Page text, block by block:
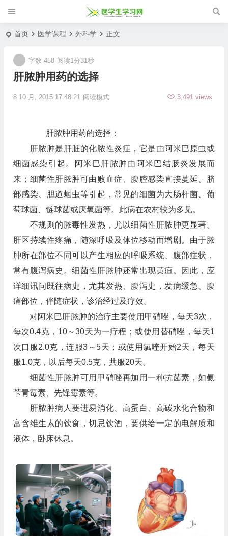
首页 医学课程 外科学 正文
肝脓肿用药的选择
8 10 月, 2015 17:48:21 3,491 views
字数 458 阅读1分31秒
阅读模式
肝脓肿用药的选择：
肝脓肿是肝脏的化脓性炎症，它是由阿米巴原虫或
细菌感染引起。阿米巴肝脓肿由阿米巴结肠炎发展而
来；细菌性肝脓肿可由败血症、腹腔感染直接蔓延、脐
部感染、胆道蛔虫等引起，常见的细菌为大肠杆菌、葡
萄球菌、链球菌或厌氧菌等。此病在农村较为多见。
不规则的脓毒性发热，尤以细菌性肝脓肿更显著。
肝区持续性疼痛，随深呼吸及体位移动而增剧。由于脓
肿所在部位不同可以产生相应的呼吸系统、腹部症状，
常有腹泻病史。细菌性肝脓肿还常出现黄疸。因此，应
详细讯问既往病史，尤其发热、腹泻史，发病缓急、腹
痛部位，伴随症状，诊治经过及疗效。
对阿米巴肝脓肿的治疗主要使用甲硝唑，每天3次，
每次0.4克，10～30天为一疗程；或使用替硝唑，每天1
次口服2.0克，连服3～5天；或使用氯喹开始2天，每天
服1.0克，以后每天0.5克，共服20天。
细菌性肝脓肿可用甲硝唑再加用一种抗菌素，如氨
苄青霉素、先锋霉素等。
肝脓肿病人要进易消化、高蛋白、高碳水化合物和
富含维生素的饮食，切忌饮酒，要供给一定的电解质和
液体，卧床休息。